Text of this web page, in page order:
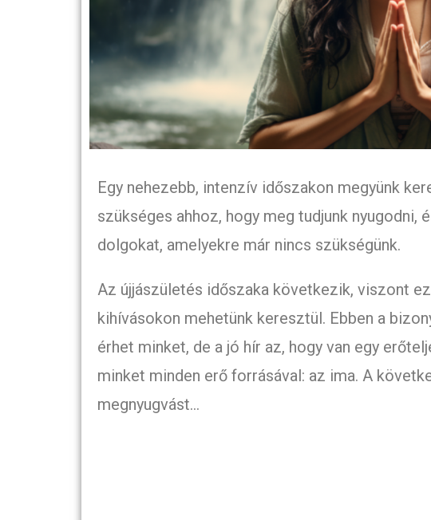
Egy nehezebb, intenzív időszakon megyünk
szükséges ahhoz, hogy meg tudjunk nyugodni,
dolgokat, amelyekre már nincs szükségünk.
Az újjászületés időszaka következik, viszont
kihívásokon mehetünk keresztül. Ebben a
érhet minket, de a jó hír az, hogy van egy
minket minden erő forrásával: az ima. A
megnyugvást…